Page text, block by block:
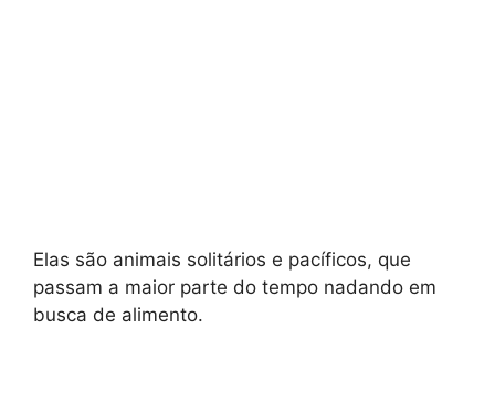
Elas são animais solitários e pacíficos, que
passam a maior parte do tempo nadando em
busca de alimento.